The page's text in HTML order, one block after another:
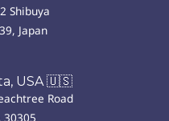
Shibuya
Japan
USA 🇺🇸
Road
30305